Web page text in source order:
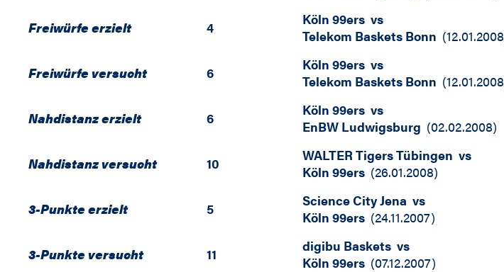
Freiwürfe erzielt 4 Köln 99ers vs
Telekom Baskets Bonn (12.01.2008
Freiwürfe versucht 6 Köln 99ers vs
Telekom Baskets Bonn (12.01.2008
Nahdistanz erzielt 6 Köln 99ers vs
EnBW Ludwigsburg (02.02.2008)
Nahdistanz versucht 10 WALTER Tigers Tübingen vs
Köln 99ers (26.01.2008)
3-Punkte erzielt 5 Science City Jena vs
Köln 99ers (24.11.2007)
3-Punkte versucht 11 digibu Baskets vs
Köln 99ers (07.12.2007)